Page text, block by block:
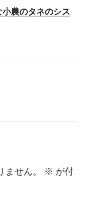
農のタネのシス
せん。 ※ が付